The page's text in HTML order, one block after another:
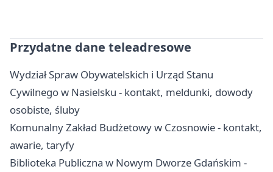
Przydatne dane teleadresowe
Wydział Spraw Obywatelskich i Urząd Stanu
Cywilnego w Nasielsku - kontakt, meldunki, dowody
osobiste, śluby
Komunalny Zakład Budżetowy w Czosnowie - kontakt,
awarie, taryfy
Biblioteka Publiczna w Nowym Dworze Gdańskim -